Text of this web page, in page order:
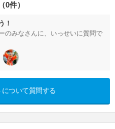
0件）
！
のみなさんに、いっせいに質問で
について質問する